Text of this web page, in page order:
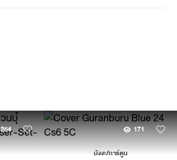
254 171
มังงะ/การ์ตูน